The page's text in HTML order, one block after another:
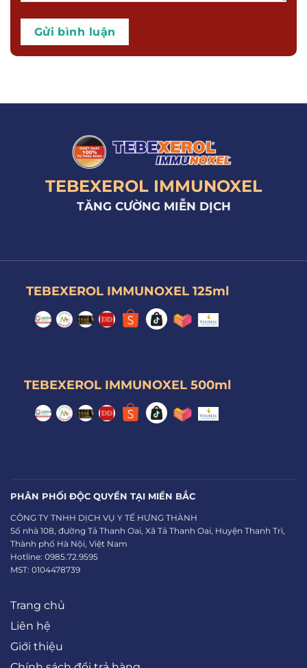
TEBEXEROL IMMUNOXEL
TĂNG CƯỜNG MIỄN DỊCH
TEBEXEROL IMMUNOXEL 125ml
TEBEXEROL IMMUNOXEL 500ml
PHÂN PHỐI ĐỘC QUYỀN TẠI MIỀN BẮC
CÔNG TY TNHH DỊCH VỤ Y TẾ HƯNG THÀNH
Số nhà 108, đường Tả Thanh Oai, Xã Tả Thanh Oai, Huyện Thanh Trì,
Thành phố Hà Nội, Việt Nam
Hotline: 0985.72.9595
MST: 0104478739
Trang chủ
Liên hệ
Giới thiệu